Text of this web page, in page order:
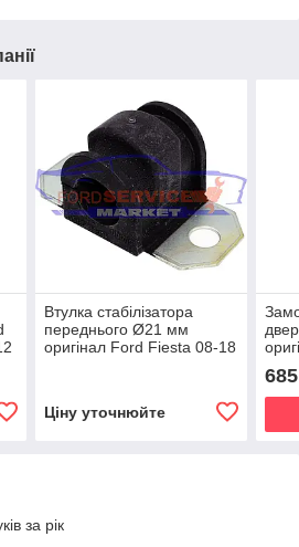
Втулка стабілізатора
переднього Ø21 мм
оригінал Ford Fiesta 08-18
Ціну уточнюйте
685
за рік